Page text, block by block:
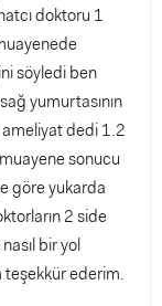
doktoru 1
söyledi ben
yumurtasının
ameliyat dedi 1.2
sonucu
göre yukarda
2 side
bir yol
teşekkür ederim.